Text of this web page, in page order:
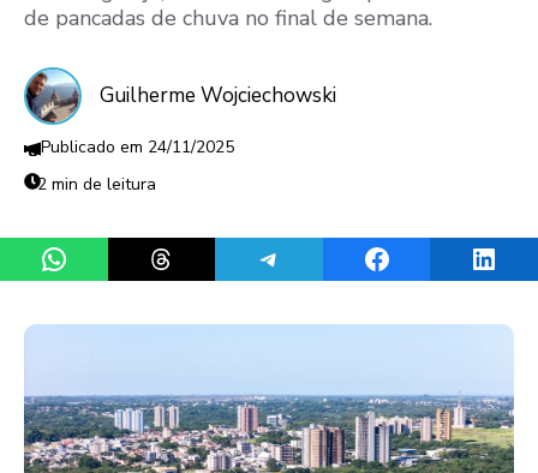
de pancadas de chuva no final de semana.
Guilherme Wojciechowski
24/11/2025
2 min de leitura
Share on WhatsAppShare on ThreadsShare on TelegramShare on Facebook